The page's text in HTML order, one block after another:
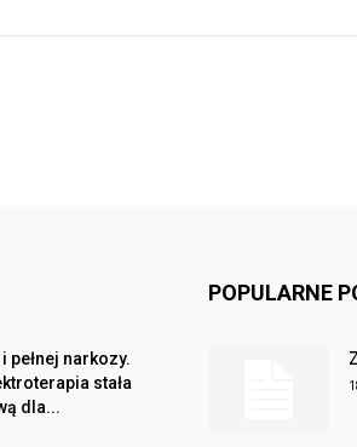
pełnej narkozy.
stała
dla...
POPULARNE